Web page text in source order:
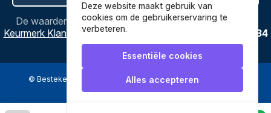
De waardering vanBestekenpannen.nlbijWebwinkel
Keurmerk Klantbeoordelingen
3634
reviews.
© Bestekenpannen.nl 2026 een webshop van
Deze website maakt gebruik van
cookies om de gebruikerservaring te
verbeteren.
Essentiële cookies
Alles accepteren